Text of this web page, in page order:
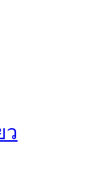
ว